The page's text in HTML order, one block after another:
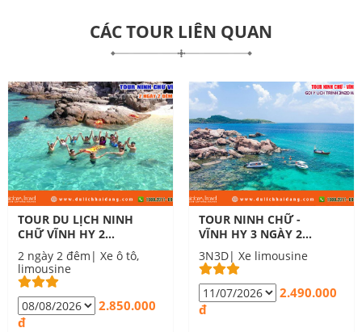
CÁC TOUR LIÊN QUAN
TOUR DU LỊCH NINH
CHỮ VĨNH HY 2
NGÀY 2 ĐÊM
2 ngày 2 đêm| Xe ô tô,
limousine
2.850.000
đ
TOUR NINH CHỮ -
VĨNH HY 3 NGÀY 2
ĐÊM XE GIƯỜNG
3N3D| Xe limousine
2.490.000
đ